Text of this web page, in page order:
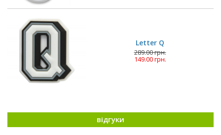
Letter Q
289.00 грн.
149.00 грн.
відгуки